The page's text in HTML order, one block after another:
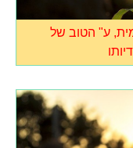
ע" הטוב של